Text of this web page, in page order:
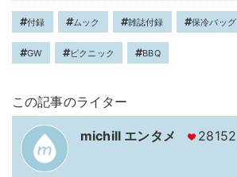
付録 ムック 雑誌付録 保冷バッグ
GW ピクニック BBQ
この記事のライター
michill エンタメ 28152